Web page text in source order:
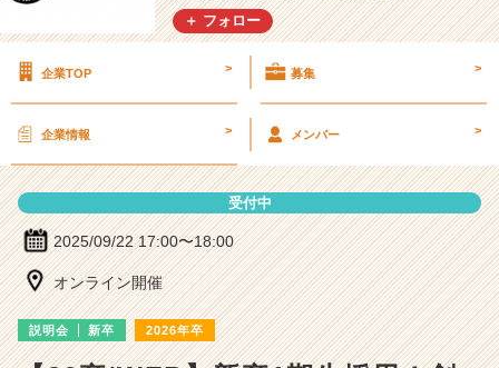
シ
ョ
式
／
や
／
お
＋ フォロー
企業TOP > 募集 >
企業情報 > メンバー >
受付中
2025/09/22 17:00〜18:00
オンライン開催
説明会 新卒 2026年卒